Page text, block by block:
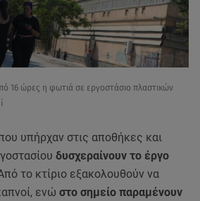
16 ώρες η φωτιά σε εργοστάσιο πλαστικών
υπήρχαν στις αποθήκες και
δυσχεραίνουν το έργο
το κτίριο εξακολουθούν να
ενώ στο σημείο παραμένουν